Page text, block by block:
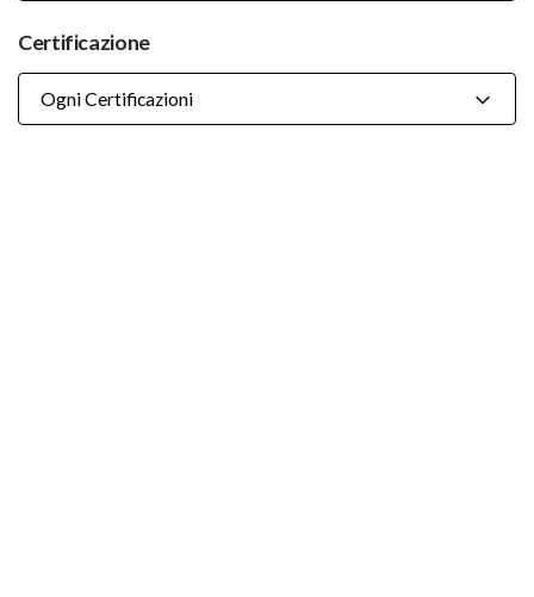
Certificazione
Ogni Certificazioni